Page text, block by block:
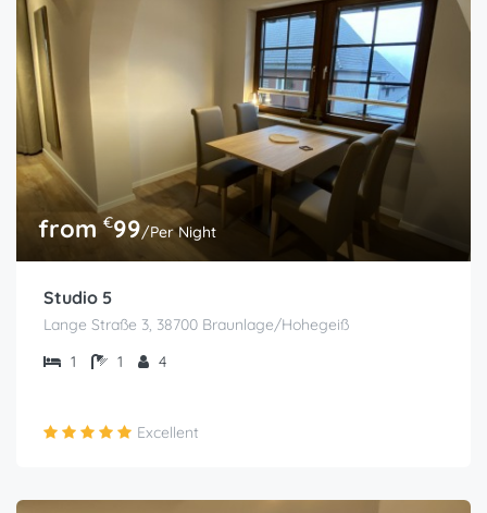
from€99/Per Night
Studio 5
Lange Straße 3, 38700 Braunlage/Hohegeiß
1
1 4
Excellent